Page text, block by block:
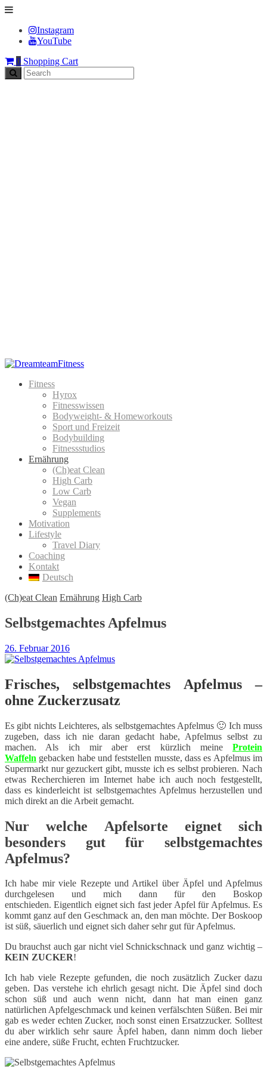
Instagram
YouTube
0 Shopping Cart
Fitness
Hyrox
Fitnesswissen
Bodyweight- & Homeworkouts
Sport und Freizeit
Bodybuilding
Fitnessstudios
Ernährung
(Ch)eat Clean
High Carb
Low Carb
Vegan
Supplements
Motivation
Lifestyle
Travel Diary
Coaching
Kontakt
Deutsch
(Ch)eat Clean Ernährung High Carb
Selbstgemachtes Apfelmus
26. Februar 2016
Frisches, selbstgemachtes Apfelmus –
ohne Zuckerzusatz
Es gibt nichts Leichteres, als selbstgemachtes Apfelmus 🙂 Ich muss
zugeben, dass ich nie daran gedacht habe, Apfelmus selbst zu
machen. Als ich mir aber erst kürzlich meine Protein
Waffeln gebacken habe und feststellen musste, dass es Apfelmus im
Supermarkt nur gezuckert gibt, musste ich es selbst probieren. Nach
etwas Recherchieren im Internet habe ich auch noch festgestellt,
dass es kinderleicht ist selbstgemachtes Apfelmus herzustellen und
mich direkt an die Arbeit gemacht.
Nur welche Apfelsorte eignet sich
besonders gut für selbstgemachtes
Apfelmus?
Ich habe mir viele Rezepte und Artikel über Äpfel und Apfelmus
durchgelesen und mich dann für den Boskop
entschieden. Eigentlich eignet sich fast jeder Apfel für Apfelmus. Es
kommt ganz auf den Geschmack an, den man möchte. Der Boskoop
ist süß, säuerlich und eignet sich daher sehr gut für Apfelmus.
Du brauchst auch gar nicht viel Schnickschnack und ganz wichtig –
KEIN ZUCKER!
Ich hab viele Rezepte gefunden, die noch zusätzlich Zucker dazu
geben. Das verstehe ich ehrlich gesagt nicht. Die Äpfel sind doch
schon süß und auch wenn nicht, dann hat man einen ganz
natürlichen Apfelgeschmack und keinen verfälschten Süßen. Bei mir
gab es weder echten Zucker, noch sonst einen Ersatzzucker. Solltest
du aber wirklich sehr saure Äpfel haben, dann nimm doch lieber
eine andere, süße Frucht, echten Fruchtzucker.